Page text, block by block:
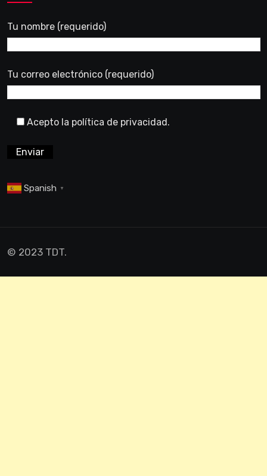
Tu nombre (requerido)
Tu correo electrónico (requerido)
Acepto la política de privacidad.
Spanish ▼
© 2023 TDT.